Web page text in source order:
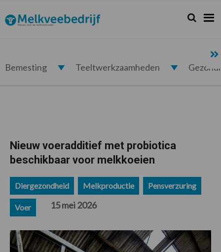
de
hoofdnavigatie
de
hoofd
de
eerste
de
voettekst
Melkveebedrijf.nl Zoeken...
Zoek
Bemesting Teeltwerkzaamheden
Nieuw voeradditief met probiotica
beschikbaar voor melkkoeien
Diergezondheid Melkproductie Pensverzuring
Voer 15 mei 2026